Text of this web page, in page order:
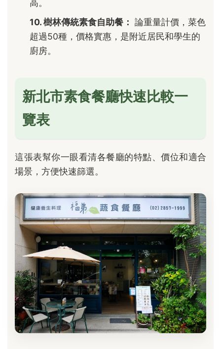
高。
10. 樹林傳統素食自助餐： 論重量計價，菜色
超過50種，價格實惠，是附近居民和學生的
廚房。
新北市素食餐廳快速比較一
覽表
這張表幫你一眼看清各餐廳的特點、價位和適合
場景，方便快速篩選。